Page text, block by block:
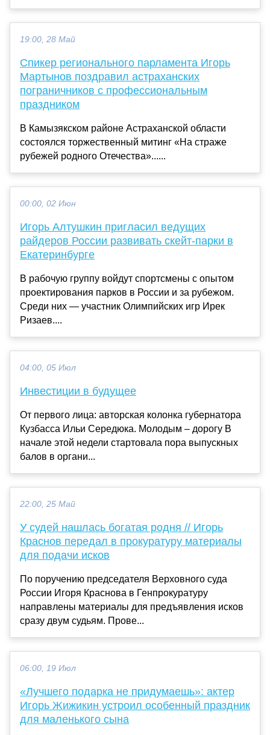
19:00, 28 Май
Спикер регионального парламента Игорь
Мартынов поздравил астраханских
пограничников с профессиональным
праздником
В Камызякском районе Астраханской области
состоялся торжественный митинг «На страже
рубежей родного Отечества»......
00:00, 02 Июн
Игорь Алтушкин пригласил ведущих
райдеров России развивать скейт-парки в
Екатеринбурге
В рабочую группу войдут спортсмены с опытом
проектирования парков в России и за рубежом.
Среди них — участник Олимпийских игр Ирек
Ризаев....
04:00, 05 Июл
Инвестиции в будущее
От первого лица: авторская колонка губернатора
Кузбасса Ильи Середюка. Молодым – дорогу В
начале этой недели стартовала пора выпускных
балов в органи...
22:00, 25 Май
У судей нашлась богатая родня // Игорь
Краснов передал в прокуратуру материалы
для подачи исков
По поручению председателя Верховного суда
России Игоря Краснова в Генпрокуратуру
направлены материалы для предъявления исков
сразу двум судьям. Прове...
06:00, 19 Июл
«Лучшего подарка не придумаешь»: актер
Игорь Жижикин устроил особенный праздник
для маленького сына